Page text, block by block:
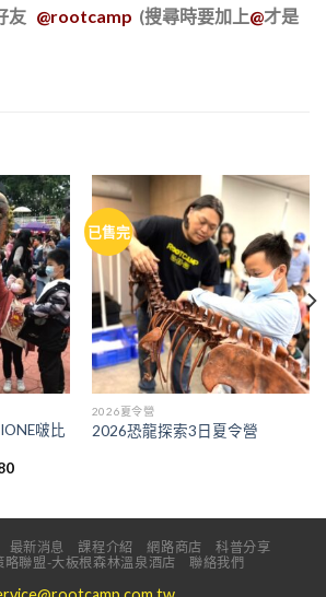
友 @rootcamp (搜尋時要加上@才是
啵比
價
NT$8,800
到
NT$11,680
已售完
2026夏令營
2026恐龍探索3日夏令營
最新消息 課程介紹 網路商店
科普分享
略聯盟-大板根森林溫泉酒店 聯絡我們